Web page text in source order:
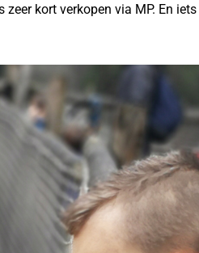
kort verkopen via MP. En